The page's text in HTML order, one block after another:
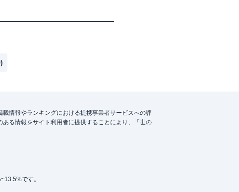
情報やランキングにおける提携事業者サービスへの評
る情報をサイト利用者に提供することにより、「世の
です。